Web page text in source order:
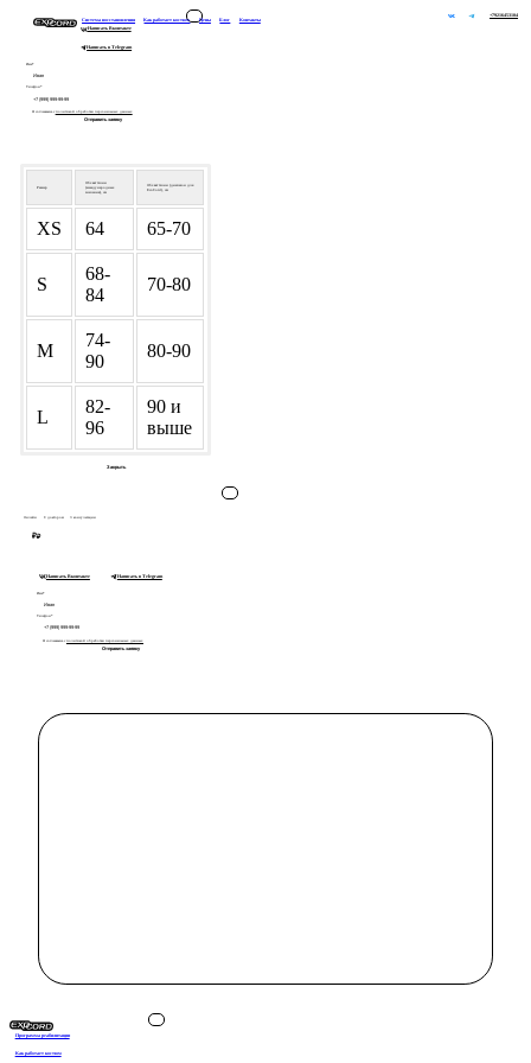
Система восстановления Как работает костюм Цены Блог Контакты
+79216453104
Написать Вконтакте
Написать в Telegram
Имя*
Телефон*
Я соглашаюсь с политикой обработки персональных данных
Отправить заявку
Размер
Обхват талии
(международные
значения), см
Обхват талии (диапазон для
EcoCord), см
XS 64 65-70
S
68-
84
70-80
M
74-
90
80-90
L
82-
96
90 и
выше
Закрыть
Онлайн С доктором 3 консультации
₽₽
Написать Вконтакте Написать в Telegram
Имя*
Телефон*
Я соглашаюсь с политикой обработки персональных данных
Отправить заявку
Программа реабилитации
Как работает костюм